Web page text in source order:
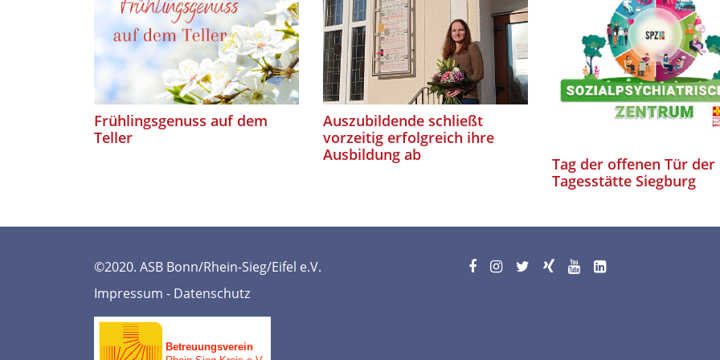
Frühlingsgenuss auf dem
Teller
Auszubildende schließt
vorzeitig erfolgreich ihre
Ausbildung ab
Tag der offenen Tür der
Tagesstätte Siegburg
©2020. ASB Bonn/Rhein-Sieg/Eifel e.V.
Impressum - Datenschutz